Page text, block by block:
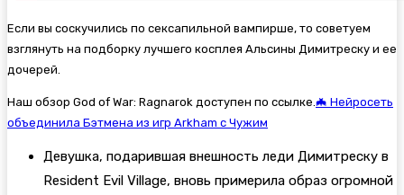
Если вы соскучились по сексапильной вампирше, то советуем
взглянуть на подборку лучшего косплея Альсины Димитреску и ее
дочерей.
Наш обзор God of War: Ragnarok доступен по ссылке. 🦇 Нейросеть
объединила Бэтмена из игр Arkham с Чужим
Девушка, подарившая внешность леди Димитреску в
Resident Evil Village, вновь примерила образ огромной